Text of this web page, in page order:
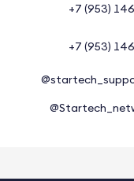
+7 (953)
+7 (953)